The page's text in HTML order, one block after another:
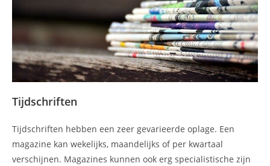
Tijdschriften
Tijdschriften hebben een zeer gevarieerde oplage. Een
magazine kan wekelijks, maandelijks of per kwartaal
verschijnen. Magazines kunnen ook erg specialistische zijn